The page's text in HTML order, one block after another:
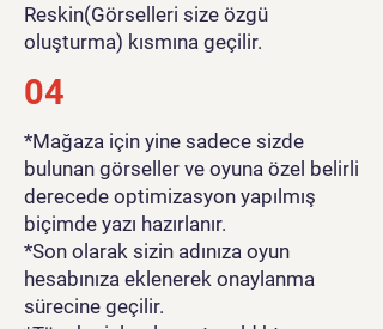
Reskin(Görselleri size özgü
oluşturma) kısmına geçilir.
04
*Mağaza için yine sadece sizde
bulunan görseller ve oyuna özel belirli
derecede optimizasyon yapılmış
biçimde yazı hazırlanır.
*Son olarak sizin adınıza oyun
hesabınıza eklenerek onaylanma
sürecine geçilir.